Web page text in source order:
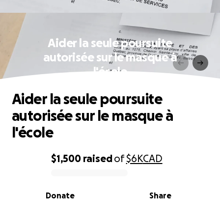
Aider la seule poursuite
autorisée sur le masque à
l'école
0% complete
$1,500 raisedof$6KCAD
Share
Donate
Aider la seule poursuite
autorisée sur le masque à
l'école